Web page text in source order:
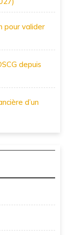
pour valider
depuis
d’un